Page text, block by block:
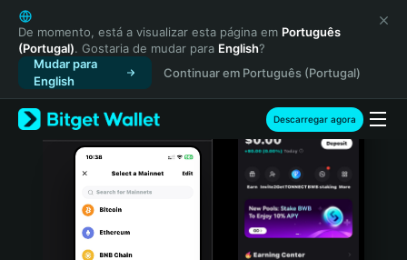
English
日本語
Tiếng Việt
Русский
Español (Latinoamérica)
Türkçe
Italiano
Português (Portugal)
De momento, está a visualizar esta página em Português
(Portugal). Gostaria de mudar para English?
Mudar para
English
Continuar em Português (Portugal)
Descarregar agora